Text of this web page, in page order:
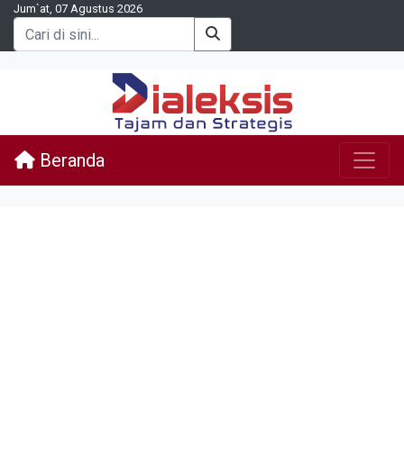
Jum`at, 07 Agustus 2026
Beranda